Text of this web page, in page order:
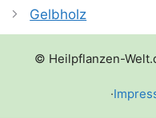
Gelbholz
© Heilpflanzen-
·